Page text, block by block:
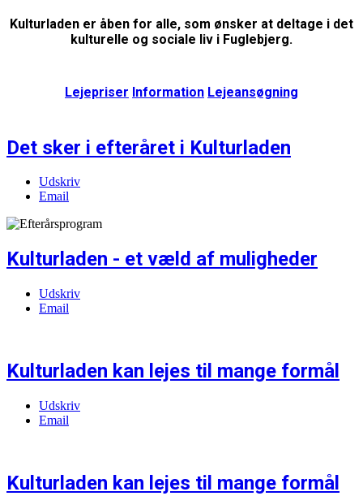
Kulturladen er åben for alle, som ønsker at deltage i det
kulturelle og sociale liv i Fuglebjerg.
Lejepriser Information Lejeansøgning
Det sker i efteråret i Kulturladen
Udskriv
Email
Kulturladen - et væld af muligheder
Udskriv
Email
Kulturladen kan lejes til mange formål
Udskriv
Email
Kulturladen kan lejes til mange formål